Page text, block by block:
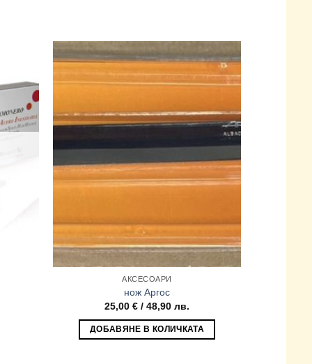
АКСЕСОАРИ
нож Аргос
25,00 € / 48,90 лв.
ДОБАВЯНЕ В КОЛИЧКАТА